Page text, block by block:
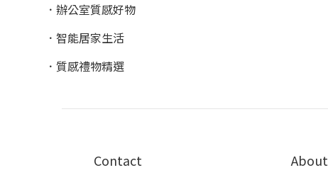
．辦公室質感好物
．智能居家生活
．質感禮物精選
Contact About